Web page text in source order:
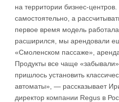
на территории бизнес-
самостоятельно, а
первое время модель
расширился, мы арендовали
«Смоленском пассаже»,
Продукты все чаще
пришлось установить
автоматы», — рассказывает
директор компании Regus в